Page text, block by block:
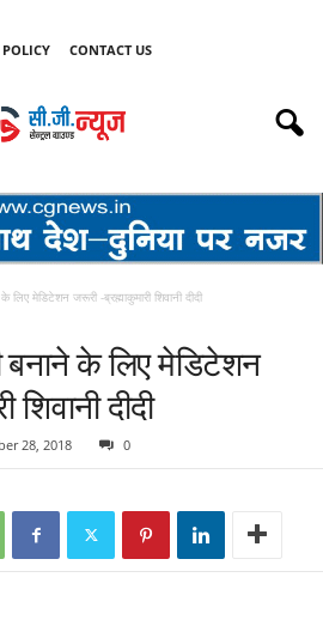
CONTACT US
मेडिटेशन जरूरी -ब्रह्माकुमारी शिवानी दीदी
बनाने के लिए मेडिटेशन
दीदी
28, 2018 0